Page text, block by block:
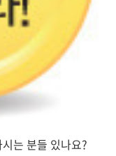
는 분들 있나요?